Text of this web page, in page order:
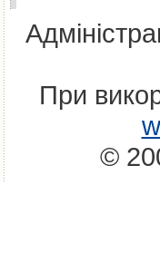
При
©